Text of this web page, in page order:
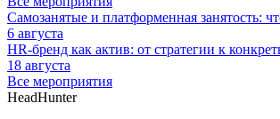
Самозанятые и платформенная занятость:
6 августа
HR-бренд как актив: от стратегии к
18 августа
Все мероприятия
HeadHunter